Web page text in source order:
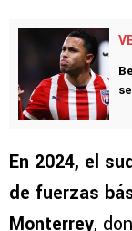
En 2024, el
de fuerzas
Monterrey,